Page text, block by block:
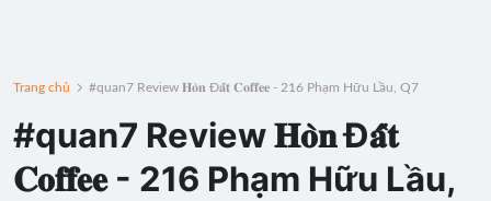
Trang chủ #quan7 Review 𝐇𝐨̀𝐧 Đ𝐚̂́𝐭 𝐂𝐨𝐟𝐟𝐞𝐞 - 216 Phạm Hữu Lầu, Q7
#quan7 Review 𝐇𝐨̀𝐧 Đ𝐚̂́𝐭
𝐂𝐨𝐟𝐟𝐞𝐞 - 216 Phạm Hữu Lầu,